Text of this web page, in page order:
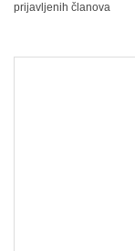
prijavljenih članova